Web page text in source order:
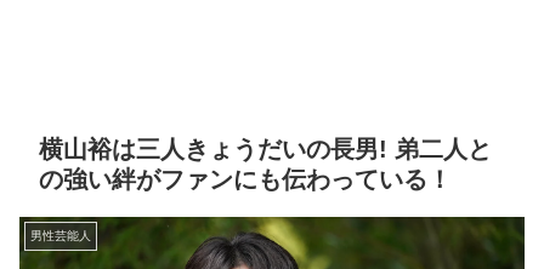
横山裕は三人きょうだいの長男! 弟二人と
の強い絆がファンにも伝わっている！
男性芸能人